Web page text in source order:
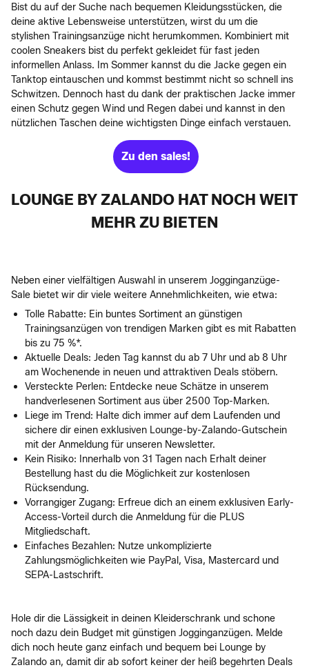
Bist du auf der Suche nach bequemen Kleidungsstücken, die
deine aktive Lebensweise unterstützen, wirst du um die
stylishen Trainingsanzüge nicht herumkommen. Kombiniert mit
coolen Sneakers bist du perfekt gekleidet für fast jeden
informellen Anlass. Im Sommer kannst du die Jacke gegen ein
Tanktop eintauschen und kommst bestimmt nicht so schnell ins
Schwitzen. Dennoch hast du dank der praktischen Jacke immer
einen Schutz gegen Wind und Regen dabei und kannst in den
nützlichen Taschen deine wichtigsten Dinge einfach verstauen.
Zu den sales!
LOUNGE BY ZALANDO HAT NOCH WEIT
MEHR ZU BIETEN
Neben einer vielfältigen Auswahl in unserem Jogginganzüge-
Sale bietet wir dir viele weitere Annehmlichkeiten, wie etwa:
Tolle Rabatte: Ein buntes Sortiment an günstigen
Trainingsanzügen von trendigen Marken gibt es mit Rabatten
bis zu 75 %*.
Aktuelle Deals: Jeden Tag kannst du ab 7 Uhr und ab 8 Uhr
am Wochenende in neuen und attraktiven Deals stöbern.
Versteckte Perlen: Entdecke neue Schätze in unserem
handverlesenen Sortiment aus über 2500 Top-Marken.
Liege im Trend: Halte dich immer auf dem Laufenden und
sichere dir einen exklusiven Lounge-by-Zalando-Gutschein
mit der Anmeldung für unseren Newsletter.
Kein Risiko: Innerhalb von 31 Tagen nach Erhalt deiner
Bestellung hast du die Möglichkeit zur kostenlosen
Rücksendung.
Vorrangiger Zugang: Erfreue dich an einem exklusiven Early-
Access-Vorteil durch die Anmeldung für die PLUS
Mitgliedschaft.
Einfaches Bezahlen: Nutze unkomplizierte
Zahlungsmöglichkeiten wie PayPal, Visa, Mastercard und
SEPA-Lastschrift.
Hole dir die Lässigkeit in deinen Kleiderschrank und schone
noch dazu dein Budget mit günstigen Jogginganzügen. Melde
dich noch heute ganz einfach und bequem bei Lounge by
Zalando an, damit dir ab sofort keiner der heiß begehrten Deals